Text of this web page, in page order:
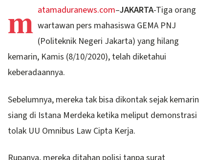
m atamaduranews.com–JAKARTA-Tiga orang
wartawan pers mahasiswa GEMA PNJ
(Politeknik Negeri Jakarta) yang hilang
kemarin, Kamis (8/10/2020), telah diketahui
keberadaannya.
Sebelumnya, mereka tak bisa dikontak sejak kemarin
siang di Istana Merdeka ketika meliput demonstrasi
tolak UU Omnibus Law Cipta Kerja.